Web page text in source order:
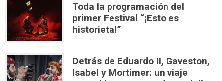
Toda la programación del
primer Festival “¡Esto es
historieta!”
Detrás de Eduardo II, Gaveston,
Isabel y Mortimer: un viaje